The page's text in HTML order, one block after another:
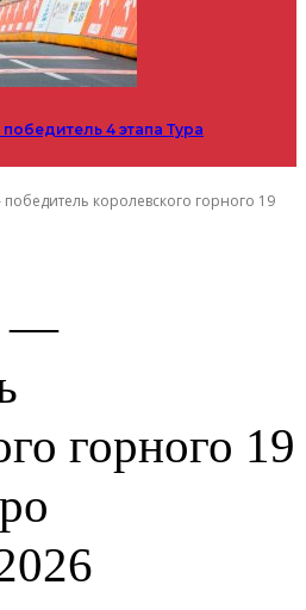
4 этапа Тура
королевского горного 19
—
горного 19